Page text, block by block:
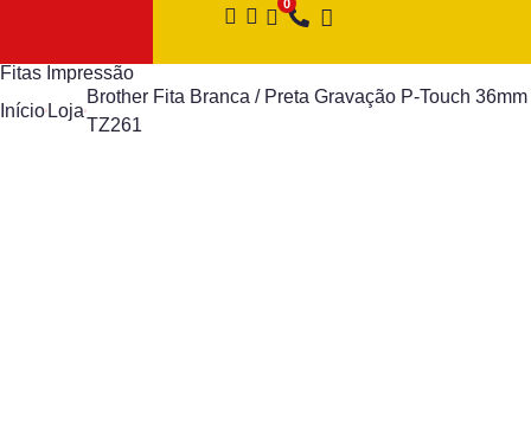
Fitas Impressão
Início Loja
Brother Fita Branca / Preta Gravação P-Touch 36mm
TZ261